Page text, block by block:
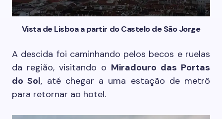
Vista de Lisboa a partir do Castelo de São Jorge
A descida foi caminhando pelos becos e ruelas
da região, visitando o Miradouro das Portas
do Sol, até chegar a uma estação de metrô
para retornar ao hotel.